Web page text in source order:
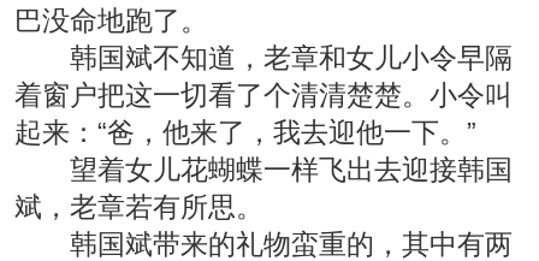
巴没命地跑了。
韩国斌不知道，老章和女儿小令早隔
着窗户把这一切看了个清清楚楚。小令叫
起来：“爸，他来了，我去迎他一下。”
望着女儿花蝴蝶一样飞出去迎接韩国
斌，老章若有所思。
韩国斌带来的礼物蛮重的，其中有两